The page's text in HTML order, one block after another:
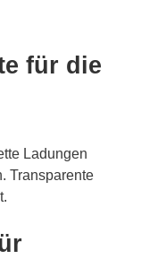
für die
Ladungen
Transparente